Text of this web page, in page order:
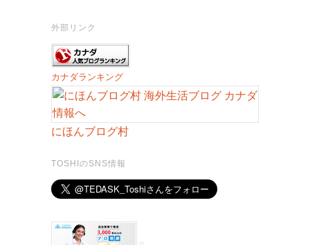
外部リンク
カナダランキング
にほんブログ村
TOSHIのSNS情報